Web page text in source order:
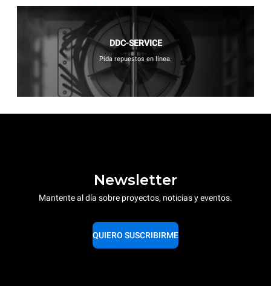
DDC-SERVICE
Pida repuestos en línea.
Newsletter
Mantente al día sobre proyectos, noticias y eventos.
QUIERO SUSCRIBIRME